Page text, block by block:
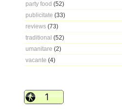
party food (52)
publicitate (33)
reviews (73)
traditional (52)
umanitare (2)
vacante (4)